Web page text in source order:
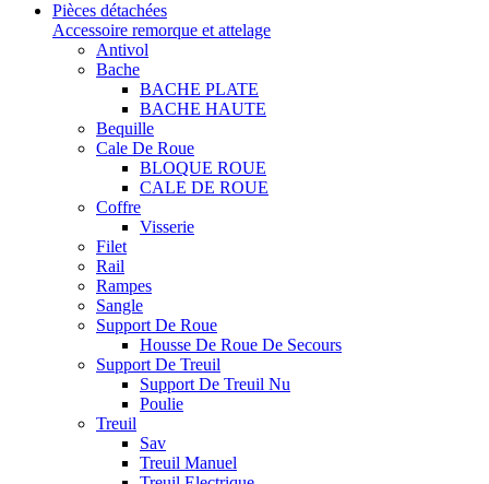
Pièces détachées
Accessoire remorque et attelage
Antivol
Bache
BACHE PLATE
BACHE HAUTE
Bequille
Cale De Roue
BLOQUE ROUE
CALE DE ROUE
Coffre
Visserie
Filet
Rail
Rampes
Sangle
Support De Roue
Housse De Roue De Secours
Support De Treuil
Support De Treuil Nu
Poulie
Treuil
Sav
Treuil Manuel